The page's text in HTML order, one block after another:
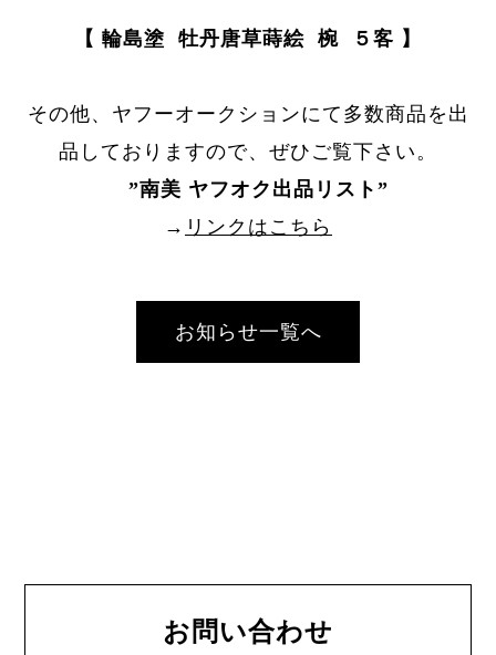
【 輪島塗 牡丹唐草蒔絵 椀 ５客 】
その他、ヤフーオークションにて多数商品を出
品しておりますので、ぜひご覧下さい。
”南美 ヤフオク出品リスト ”
→ リンクはこちら
お知らせ一覧へ
お問い合わせ